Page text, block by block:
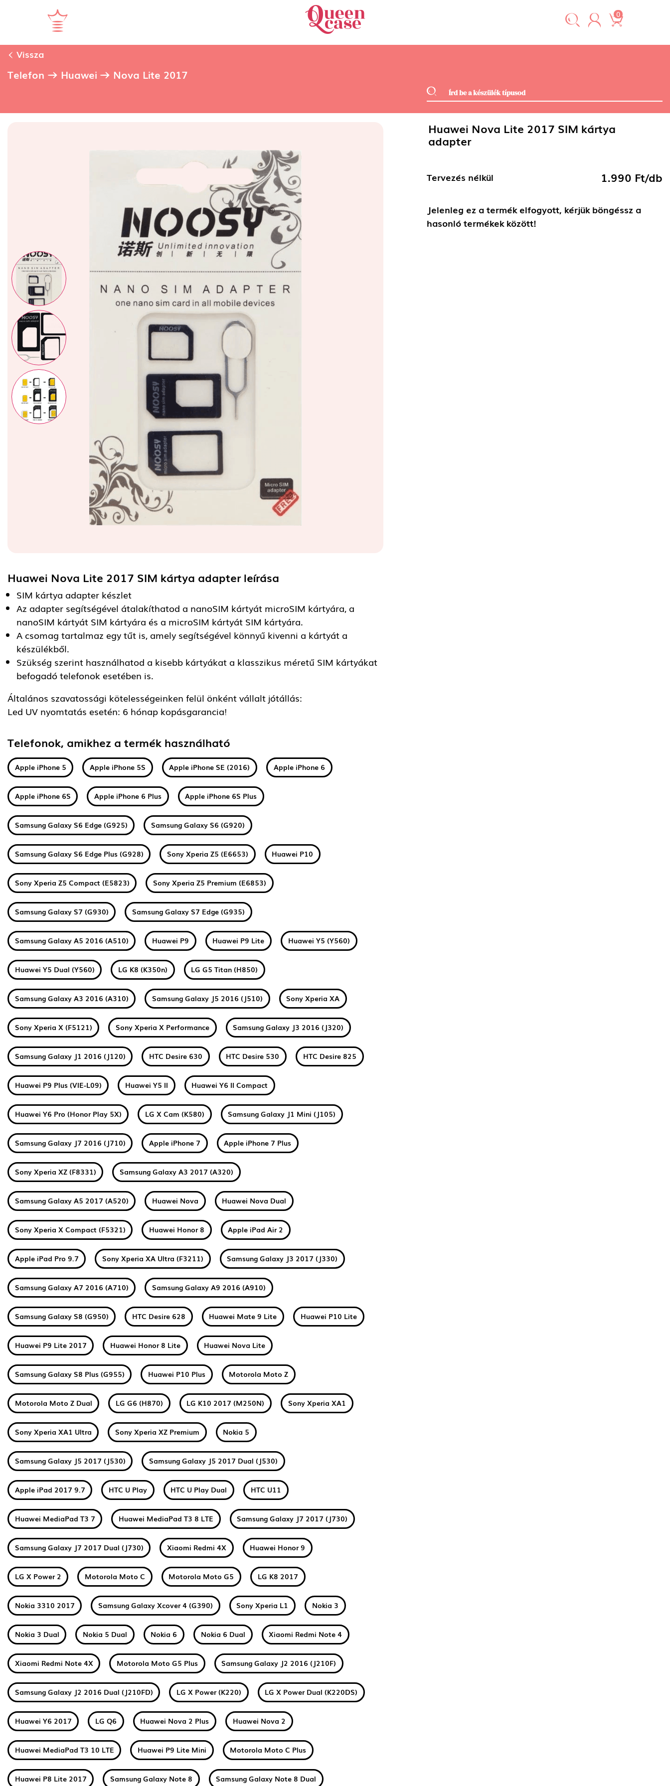
0
Vissza
Telefon Huawei Nova Lite 2017
Huawei Nova Lite 2017 SIM kártya adapterleírása
SIM kártya adapter készlet
Az adapter segítségével átalakíthatod a nanoSIM kártyát microSIM kártyára, a
nanoSIM kártyát SIM kártyára és a microSIM kártyát SIM kártyára.
A csomag tartalmaz egy tűt is, amely segítségével könnyű kivenni a kártyát a
készülékből.
Szükség szerint használhatod a kisebb kártyákat a klasszikus méretű SIM kártyákat
befogadó telefonok esetében is.
Általános szavatossági kötelességeinken felül önként vállalt jótállás:
Led UV nyomtatás esetén: 6 hónap kopásgarancia!
Telefonok, amikhez a termék használható
Apple iPhone 5 Apple iPhone 5S Apple iPhone SE (2016) Apple iPhone 6
Apple iPhone 6S Apple iPhone 6 Plus Apple iPhone 6S Plus
Samsung Galaxy S6 Edge (G925) Samsung Galaxy S6 (G920)
Samsung Galaxy S6 Edge Plus (G928) Sony Xperia Z5 (E6653) Huawei P10
Sony Xperia Z5 Compact (E5823) Sony Xperia Z5 Premium (E6853)
Samsung Galaxy S7 (G930) Samsung Galaxy S7 Edge (G935)
Samsung Galaxy A5 2016 (A510) Huawei P9 Huawei P9 Lite Huawei Y5 (Y560)
Huawei Y5 Dual (Y560) LG K8 (K350n) LG G5 Titan (H850)
Samsung Galaxy A3 2016 (A310) Samsung Galaxy J5 2016 (J510) Sony Xperia XA
Sony Xperia X (F5121) Sony Xperia X Performance Samsung Galaxy J3 2016 (J320)
Samsung Galaxy J1 2016 (J120) HTC Desire 630 HTC Desire 530 HTC Desire 825
Huawei P9 Plus (VIE-L09) Huawei Y5 II Huawei Y6 II Compact
Huawei Y6 Pro (Honor Play 5X) LG X Cam (K580) Samsung Galaxy J1 Mini (J105)
Samsung Galaxy J7 2016 (J710) Apple iPhone 7 Apple iPhone 7 Plus
Sony Xperia XZ (F8331) Samsung Galaxy A3 2017 (A320)
Samsung Galaxy A5 2017 (A520) Huawei Nova Huawei Nova Dual
Sony Xperia X Compact (F5321) Huawei Honor 8 Apple iPad Air 2
Apple iPad Pro 9.7 Sony Xperia XA Ultra (F3211) Samsung Galaxy J3 2017 (J330)
Samsung Galaxy A7 2016 (A710) Samsung Galaxy A9 2016 (A910)
Samsung Galaxy S8 (G950) HTC Desire 628 Huawei Mate 9 Lite Huawei P10 Lite
Huawei P9 Lite 2017 Huawei Honor 8 Lite Huawei Nova Lite
Samsung Galaxy S8 Plus (G955) Huawei P10 Plus Motorola Moto Z
Motorola Moto Z Dual LG G6 (H870) LG K10 2017 (M250N) Sony Xperia XA1
Sony Xperia XA1 Ultra Sony Xperia XZ Premium Nokia 5
Samsung Galaxy J5 2017 (J530) Samsung Galaxy J5 2017 Dual (J530)
Apple iPad 2017 9.7 HTC U Play HTC U Play Dual HTC U11
Huawei MediaPad T3 7 Huawei MediaPad T3 8 LTE Samsung Galaxy J7 2017 (J730)
Samsung Galaxy J7 2017 Dual (J730) Xiaomi Redmi 4X Huawei Honor 9
LG X Power 2 Motorola Moto C Motorola Moto G5 LG K8 2017
Nokia 3310 2017 Samsung Galaxy Xcover 4 (G390) Sony Xperia L1 Nokia 3
Nokia 3 Dual Nokia 5 Dual Nokia 6 Nokia 6 Dual Xiaomi Redmi Note 4
Xiaomi Redmi Note 4X Motorola Moto G5 Plus Samsung Galaxy J2 2016 (J210F)
Samsung Galaxy J2 2016 Dual (J210FD) LG X Power (K220) LG X Power Dual (K220DS)
Huawei Y6 2017 LG Q6 Huawei Nova 2 Plus Huawei Nova 2
Huawei MediaPad T3 10 LTE Huawei P9 Lite Mini Motorola Moto C Plus
Huawei P8 Lite 2017 Samsung Galaxy Note 8 Samsung Galaxy Note 8 Dual
Huawei Nova Lite 2017 SIM kártya
adapter
Tervezés nélkül 1.990 Ft/db
Jelenleg ez a termék elfogyott, kérjük böngéssz a
hasonló termékek között!